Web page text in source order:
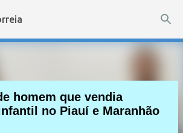
para o conteúdo principal
homem que vendia
no Piauí e Maranhão